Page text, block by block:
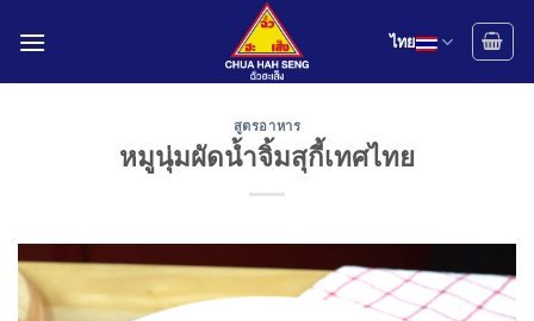
ไทย
สูตรอาหาร
หมูนุ่มผัดน้ำจิ้มสุกี้เทศไทย